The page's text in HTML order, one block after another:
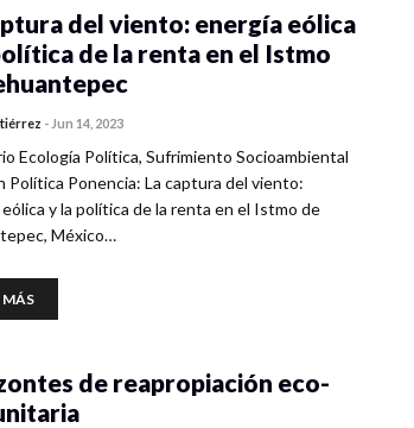
del viento: energía eólica
de la renta en el Istmo
- Jun 14, 2023
Ecología Política, Sufrimiento Socioambiental
Política Ponencia: La captura del viento:
y la política de la renta en el Istmo de
México…
MÁS
de reapropiación eco-